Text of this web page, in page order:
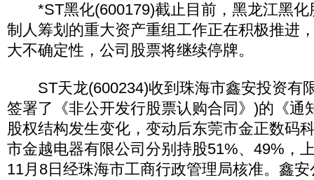
*ST黑化(600179)截止目前，黑龙江黑化
制人筹划的重大资产重组工作正在积极推进
大不确定性，公司股票将继续停牌。
ST天龙(600234)收到珠海市鑫安投资有
签署了《非公开发行股票认购合同》)的《通
股权结构发生变化，变动后东莞市金正数码
市金越电器有限公司分别持股51%、49%，
11月8日经珠海市工商行政管理局核准。鑫